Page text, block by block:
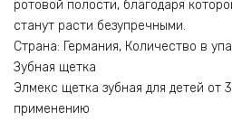
ротовой полости, благодаря
станут расти безупречными.
Страна: Германия, Количество в
Зубная щетка
Элмекс щетка зубная для детей от
применению